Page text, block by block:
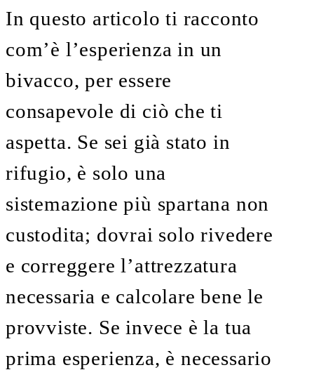
In questo articolo ti racconto
com’è l’esperienza in un
bivacco, per essere
consapevole di ciò che ti
aspetta. Se sei già stato in
rifugio, è solo una
sistemazione più spartana non
custodita; dovrai solo rivedere
e correggere l’attrezzatura
necessaria e calcolare bene le
provviste. Se invece è la tua
prima esperienza, è necessario